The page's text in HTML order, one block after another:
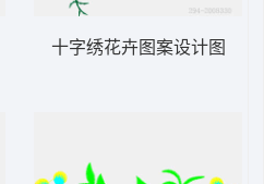
十字绣花卉图案设计图